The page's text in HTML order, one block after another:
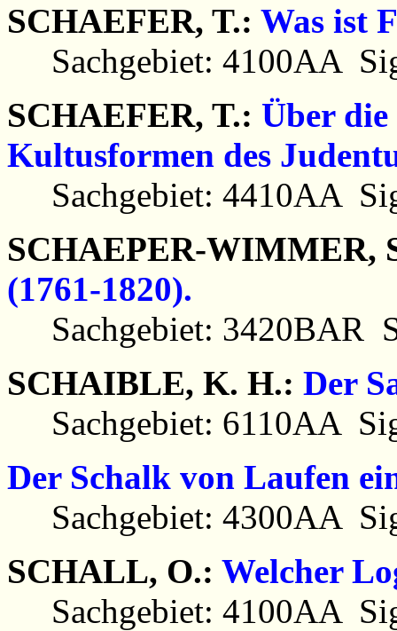
SCHAEFER, T.: Was ist
Sachgebiet: 4100AA
SCHAEFER, T.: Über
Kultusformen des
Sachgebiet: 4410AA
SCHAEPER-WIMMER,
(1761-1820).
Sachgebiet: 3420BAR
SCHAIBLE, K. H.: Der
Sachgebiet: 6110AA
Der Schalk von Laufen
Sachgebiet: 4300AA
SCHALL, O.: Welcher
Sachgebiet: 4100AA